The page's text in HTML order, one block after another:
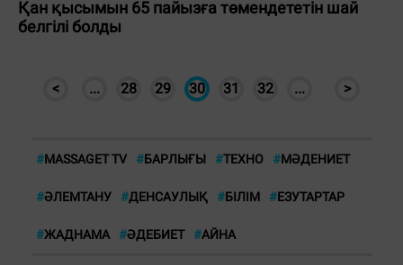
Қан қысымын 65 пайызға төмендететін шай
белгілі болды
< ... 28 29 30 31 32 ... >
#MASSAGET TV #БАРЛЫҒЫ #ТЕХНО #МӘДЕНИЕТ
#ӘЛЕМТАНУ #ДЕНСАУЛЫҚ #БІЛІМ #ЕЗУТАРТАР
#ЖАДНАМА #ӘДЕБИЕТ #АЙНА